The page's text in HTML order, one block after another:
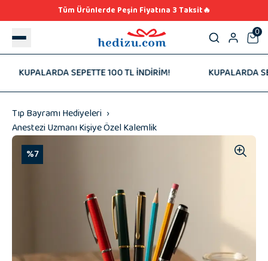
Tüm Ürünlerde Peşin Fiyatına 3 Taksit🔥
0
KUPALARDA SEPETTE 100 TL İNDİRİM! KUPALARDA
Tıp Bayramı Hediyeleri
Anestezi Uzmanı Kişiye Özel Kalemlik
%7